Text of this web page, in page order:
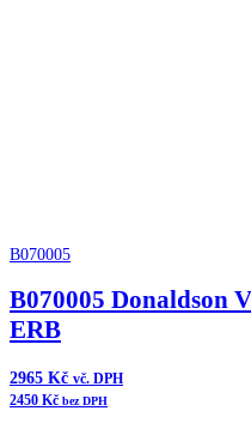
B070005
B070005 Donaldson
ERB
2965 Kč vč. DPH
2450 Kč bez DPH